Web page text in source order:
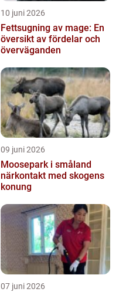
10 juni 2026
Fettsugning av mage: En
översikt av fördelar och
överväganden
09 juni 2026
Moosepark i småland
närkontakt med skogens
konung
07 juni 2026